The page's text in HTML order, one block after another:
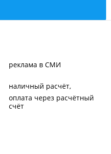
реклама в СМИ
наличный расчёт
оплата через расчётный
счёт